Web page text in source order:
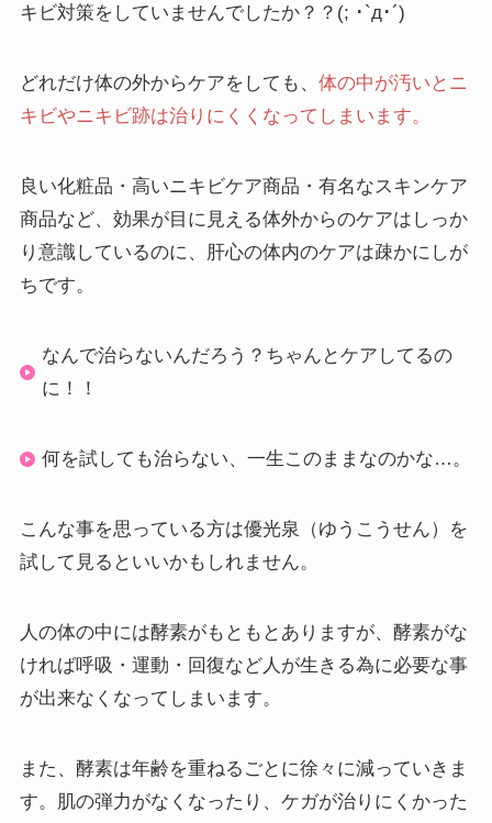
キビ対策をしていませんでしたか？？(; ･`д･´)
どれだけ体の外からケアをしても、 体の中が汚いとニ
キビやニキビ跡は治りにくくなってしまいます。
良い化粧品・高いニキビケア商品・有名なスキンケア
商品など、効果が目に見える体外からのケアはしっか
り意識しているのに、肝心の体内のケアは疎かにしが
ちです。
なんで治らないんだろう？ちゃんとケアしてるの
に！！
何を試しても治らない、一生このままなのかな…。
こんな事を思っている方は優光泉（ゆうこうせん）を
試して見るといいかもしれません。
人の体の中には酵素がもともとありますが、酵素がな
ければ呼吸・運動・回復など人が生きる為に必要な事
が出来なくなってしまいます。
また、酵素は年齢を重ねるごとに徐々に減っていきま
す。肌の弾力がなくなったり、ケガが治りにくかった